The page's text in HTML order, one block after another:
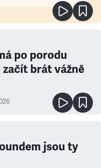
po porodu
brát vážně
jsou ty